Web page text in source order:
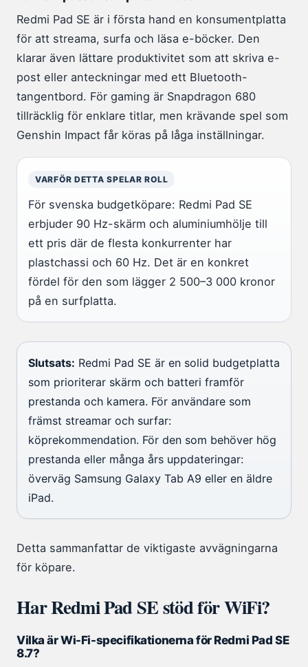
Redmi Pad SE är i första hand en konsumentplatta
för att streama, surfa och läsa e-böcker. Den
klarar även lättare produktivitet som att skriva e-
post eller anteckningar med ett Bluetooth-
tangentbord. För gaming är Snapdragon 680
tillräcklig för enklare titlar, men krävande spel som
Genshin Impact får köras på låga inställningar.
VARFÖR DETTA SPELAR ROLL
För svenska budgetköpare: Redmi Pad SE
erbjuder 90 Hz-skärm och aluminiumhölje till
ett pris där de flesta konkurrenter har
plastchassi och 60 Hz. Det är en konkret
fördel för den som lägger 2 500–3 000 kronor
på en surfplatta.
Slutsats: Redmi Pad SE är en solid budgetplatta
som prioriterar skärm och batteri framför
prestanda och kamera. För användare som
främst streamar och surfar:
köprekommendation. För den som behöver hög
prestanda eller många års uppdateringar:
överväg Samsung Galaxy Tab A9 eller en äldre
iPad.
Detta sammanfattar de viktigaste avvägningarna
för köpare.
Har Redmi Pad SE stöd för WiFi?
Vilka är Wi-Fi-specifikationerna för Redmi Pad SE
8.7?